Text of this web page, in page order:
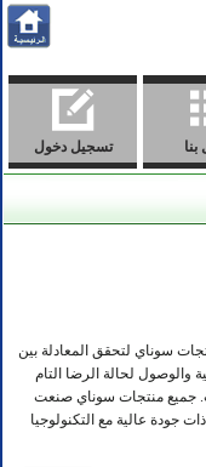
بنا تسجيل دخول
سوناي لتحقق المعادلة بين
والوصول لحالة الرضا التام
جميع منتجات سوناي صنعت
جودة عالية مع التكنولوجيا